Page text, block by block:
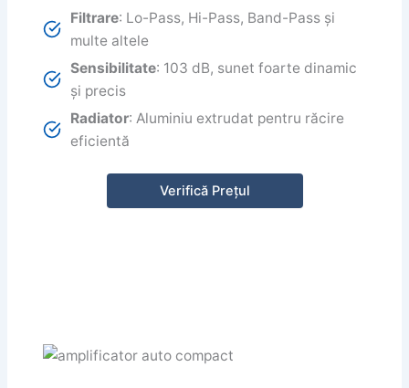
Filtrare: Lo-Pass, Hi-Pass, Band-Pass și
multe altele
Sensibilitate: 103 dB, sunet foarte dinamic
și precis
Radiator: Aluminiu extrudat pentru răcire
eficientă
Verifică Prețul